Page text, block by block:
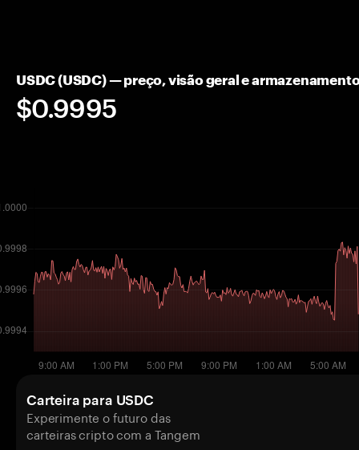
USDC (USDC) — preço, visão geral e
$0.9995
Carteira para USDC
Experimente o futuro das
carteiras cripto com a Tangem